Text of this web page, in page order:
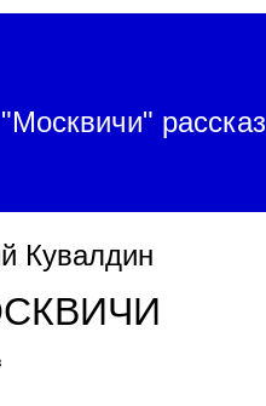
рассказ
Кувалдин